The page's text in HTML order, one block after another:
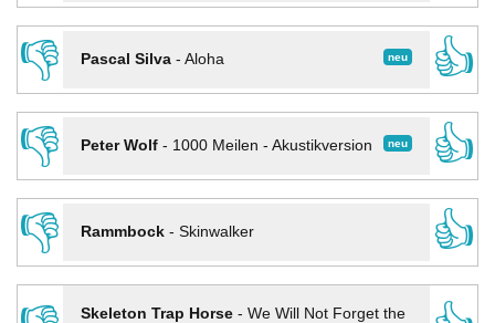
👎
neu
Pascal Silva- Aloha
👍
👎
neu
Peter Wolf- 1000 Meilen - Akustikversion
👍
👎
Rammbock- Skinwalker
👍
Skeleton Trap Horse- We Will Not Forget the